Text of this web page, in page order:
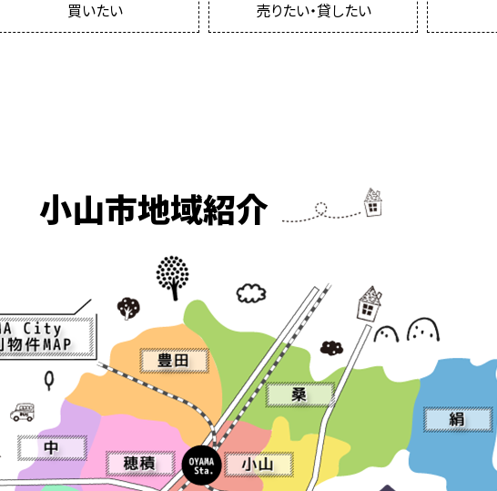
買いたい 売りたい・貸したい
小山市地域紹介